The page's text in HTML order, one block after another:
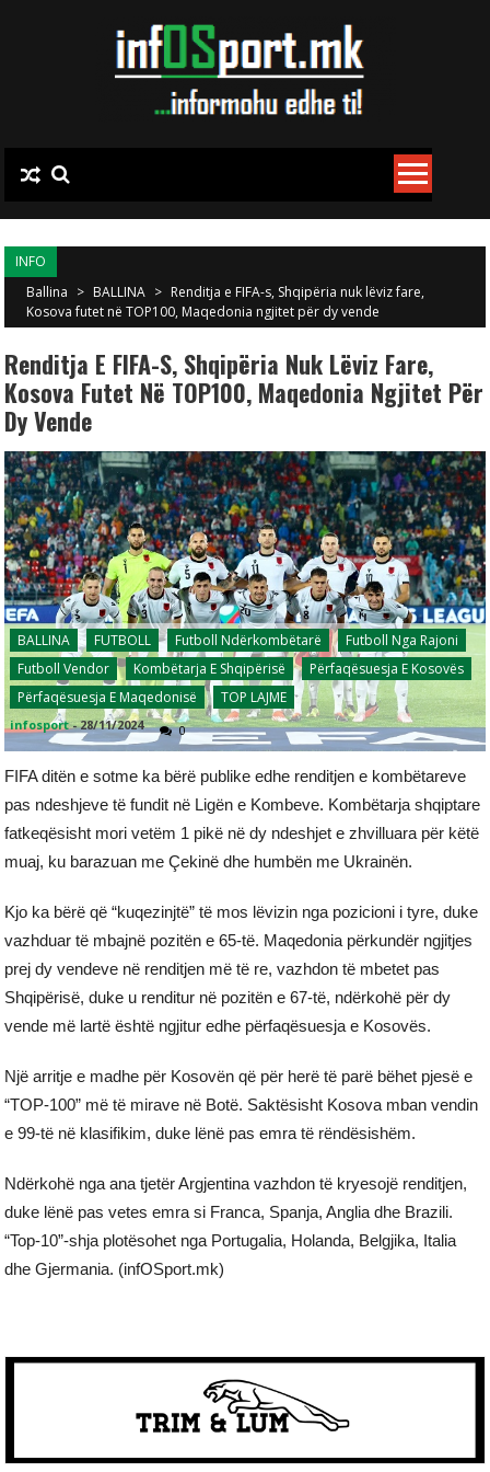
INFO
Ballina > BALLINA > Renditja e FIFA-s, Shqipëria nuk lëviz fare,
Kosova futet në TOP100, Maqedonia ngjitet për dy vende
Renditja E FIFA-S, Shqipëria Nuk Lëviz Fare,
Kosova Futet Në TOP100, Maqedonia Ngjitet Për
Dy Vende
BALLINA FUTBOLL Futboll Ndërkombëtarë
Futboll Nga Rajoni
Futboll Vendor
Kombëtarja E Shqipërisë
Përfaqësuesja E Kosovës
Përfaqësuesja E Maqedonisë
TOP LAJME
infosport -28/11/2024 0
FIFA ditën e sotme ka bërë publike edhe renditjen e kombëtareve
pas ndeshjeve të fundit në Ligën e Kombeve. Kombëtarja shqiptare
fatkeqësisht mori vetëm 1 pikë në dy ndeshjet e zhvilluara për këtë
muaj, ku barazuan me Çekinë dhe humbën me Ukrainën.
Kjo ka bërë që “kuqezinjtë” të mos lëvizin nga pozicioni i tyre, duke
vazhduar të mbajnë pozitën e 65-të. Maqedonia përkundër ngjitjes
prej dy vendeve në renditjen më të re, vazhdon të mbetet pas
Shqipërisë, duke u renditur në pozitën e 67-të, ndërkohë për dy
vende më lartë është ngjitur edhe përfaqësuesja e Kosovës.
Një arritje e madhe për Kosovën që për herë të parë bëhet pjesë e
“TOP-100” më të mirave në Botë. Saktësisht Kosova mban vendin
e 99-të në klasifikim, duke lënë pas emra të rëndësishëm.
Ndërkohë nga ana tjetër Argjentina vazhdon të kryesojë renditjen,
duke lënë pas vetes emra si Franca, Spanja, Anglia dhe Brazili.
“Top-10”-shja plotësohet nga Portugalia, Holanda, Belgjika, Italia
dhe Gjermania. (infOSport.mk)